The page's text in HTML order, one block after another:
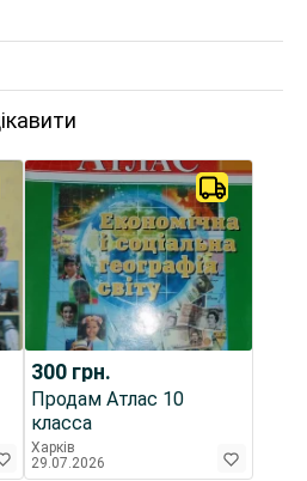
300 грн.
Продам Атлас 10
класса
Харків
29.07.2026